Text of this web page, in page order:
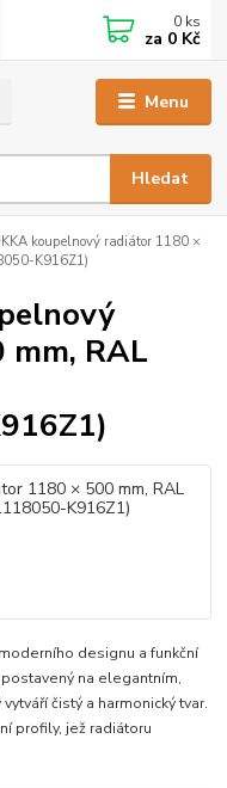
Menu
Hledat
0 ks
za 0 Kč
koupelnový radiátor 1180 ×
K916Z1)
RAL
designu a funkční
na elegantním,
čistý a harmonický tvar.
profily, jež radiátoru